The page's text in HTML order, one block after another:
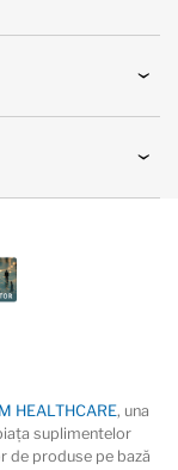
HEALTHCARE, una
suplimentelor
de produse pe bază